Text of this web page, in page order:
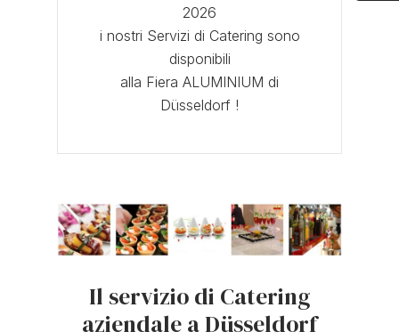
2026
i nostri Servizi di Catering sono
disponibili
alla Fiera ALUMINIUM di
Düsseldorf !
Il servizio di Catering
aziendale a Düsseldorf